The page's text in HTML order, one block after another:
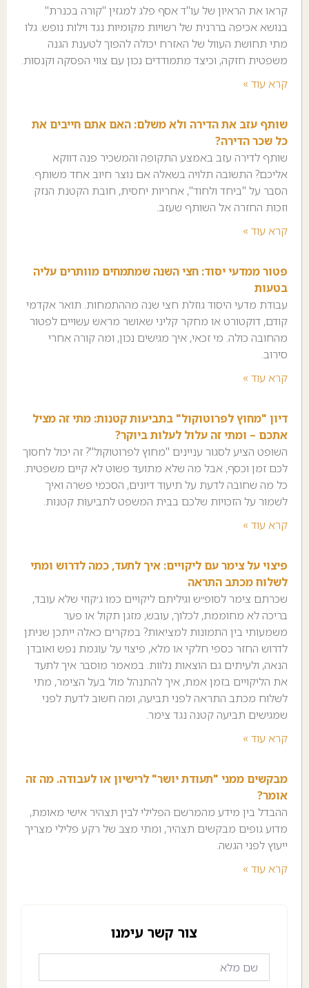
קראו את הראיון של עו"ד אסף פלג למגזין "קורה בכנרת"
בנושא אכיפה בררנית של רשויות מקומיות נגד וילות נופש. גלו
מתי תחושת העוול של האזרח יכולה להפוך לטענת הגנה
משפטית חזקה, וכיצד מתמודדים נכון עם צווי הפסקה וקנסות.
קרא עוד »
שותף עזב את הדירה ולא משלם: האם אתם חייבים את
כל שכר הדירה?
שותף לדירה עזב באמצע התקופה והמשכיר פנה דווקא
אליכם? התשובה תלויה בשאלה אם נוצר חיוב אחד משותף.
הסבר על "ביחד ולחוד", אחריות יחסית, חובת הקטנת הנזק
וזכות החזרה אל השותף שעזב.
קרא עוד »
פטור ממדעי יסוד: חצי השנה שמתמחים מוותרים עליה
בטעות
עבודת מדעי היסוד גוזלת חצי שנה מההתמחות. תואר אקדמי
קודם, דוקטורט או מחקר קליני שאושר מראש עשויים לפטור
מהחובה כולה. מי זכאי, איך מגישים נכון, ומה קורה אחרי
סירוב.
קרא עוד »
דיון "מחוץ לפרוטוקול" בתביעות קטנות: מתי זה מציל
אתכם – ומתי זה עלול לעלות ביוקר?
השופט הציע לסגור עניינים "מחוץ לפרוטוקול"? זה יכול לחסוך
לכם זמן וכסף, אבל מה שלא מתועד פשוט לא קיים משפטית.
כל מה שחובה לדעת על תיעוד דיונים, הסכמי פשרה ואיך
לשמור על הזכויות שלכם בבית המשפט לתביעות קטנות.
קרא עוד »
פיצוי על צימר עם ליקויים: איך לתעד, כמה לדרוש ומתי
לשלוח מכתב התראה
שכרתם צימר לסופ״ש וגיליתם ליקויים כמו ג׳קוזי שלא עובד,
בריכה לא מחוממת, לכלוך, עובש, מזגן תקול או פער
משמעותי בין התמונות למציאות? במקרים כאלה ייתכן שניתן
לדרוש החזר כספי חלקי או מלא, פיצוי על עוגמת נפש ואובדן
הנאה, ולעיתים גם הוצאות נלוות. במאמר מוסבר איך לתעד
את הליקויים בזמן אמת, איך להתנהל מול בעל הצימר, מתי
לשלוח מכתב התראה לפני תביעה, ומה חשוב לדעת לפני
שמגישים תביעה קטנה נגד צימר.
קרא עוד »
מבקשים ממני "תעודת יושר" לרישיון או לעבודה. מה זה
אומר?
ההבדל בין מידע מהמרשם הפלילי לבין תצהיר אישי מאומת,
מדוע גופים מבקשים תצהיר, ומתי מצב של רקע פלילי מצריך
ייעוץ לפני הגשה.
קרא עוד »
צור קשר עימנו